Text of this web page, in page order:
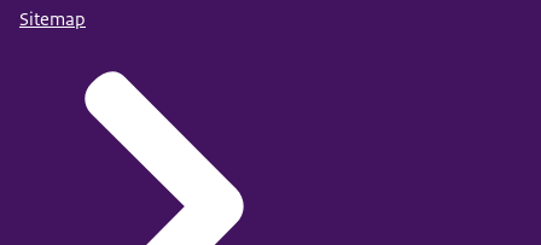
2015
2017
47,90%
2018
48,10%
47,40%
49,70%
50,00%
Sitemap